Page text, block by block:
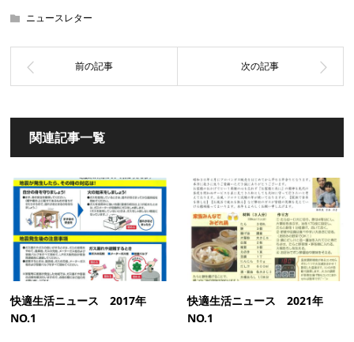
ニュースレター
関連記事一覧
快適生活ニュース 2017年
NO.1
快適生活ニュース 2021年
NO.1